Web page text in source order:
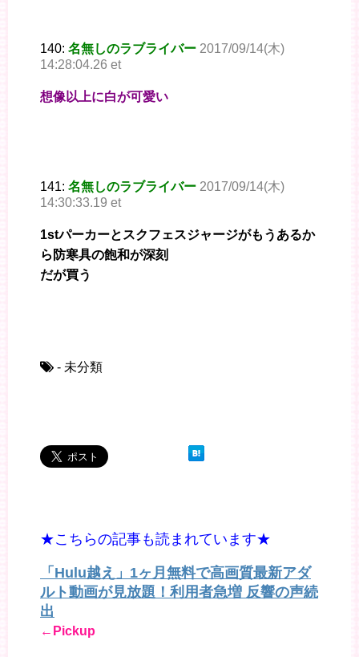
140: 名無しのラブライバー 2017/09/14(木)
14:28:04.26 et
想像以上に白が可愛い
141: 名無しのラブライバー 2017/09/14(木)
14:30:33.19 et
1stパーカーとスクフェスジャージがもうあるか
ら防寒具の飽和が深刻
だが買う
- 未分類
★こちらの記事も読まれています★
「Hulu越え」1ヶ月無料で高画質最新アダ
ルト動画が見放題！利用者急増 反響の声続
出
←Pickup